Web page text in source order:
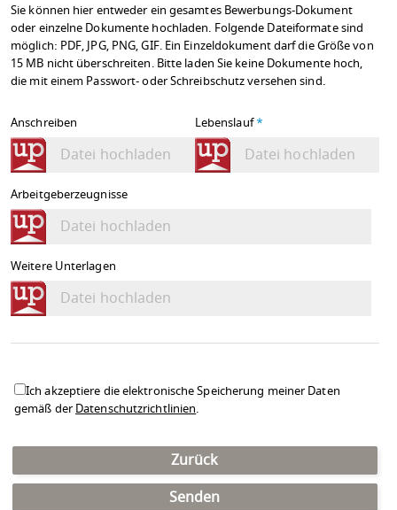
Sie können hier entweder ein gesamtes Bewerbungs-Dokument
oder einzelne Dokumente hochladen. Folgende Dateiformate sind
möglich: PDF, JPG, PNG, GIF. Ein Einzeldokument darf die Größe von
15 MB nicht überschreiten. Bitte laden Sie keine Dokumente hoch,
die mit einem Passwort- oder Schreibschutz versehen sind.
Anschreiben
Datei hochladen
Lebenslauf*
Datei hochladen
Arbeitgeberzeugnisse
Datei hochladen
Weitere Unterlagen
Datei hochladen
Ich akzeptiere die elektronische Speicherung meiner Daten
gemäß derDatenschutzrichtlinien.
Zurück
Senden